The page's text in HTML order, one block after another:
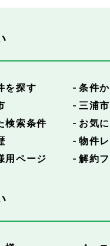
を探す
条件
三浦市
検索条件
お気
物件
用ページ
解約